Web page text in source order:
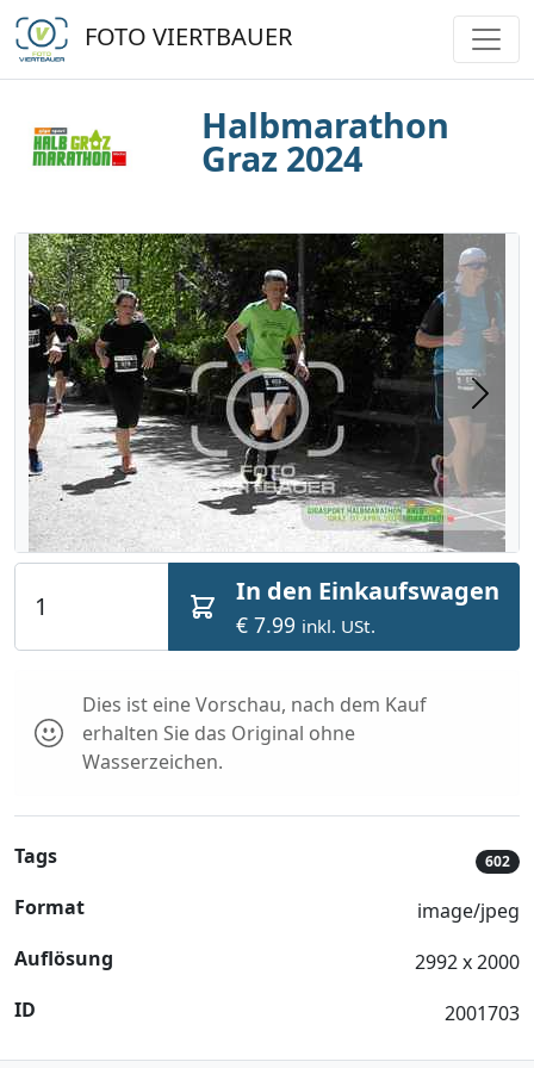
FOTO VIERTBAUER
Halbmarathon
Graz 2024
Next
In den Einkaufswagen
€ 7.99 inkl. USt.
Dies ist eine Vorschau, nach dem Kauf
erhalten Sie das Original ohne
Wasserzeichen.
Tags 602
Format
image/jpeg
Auflösung
2992 x 2000
ID
2001703